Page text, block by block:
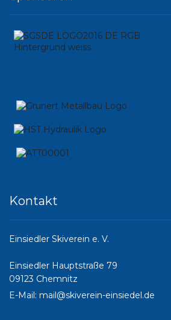
Kontakt
Einsiedler Skiverein e. V.
Einsiedler Hauptstraße 79
09123 Chemnitz
E-Mail: mail@skiverein-einsiedel.de